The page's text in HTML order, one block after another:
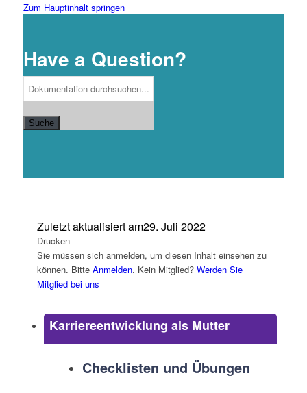
Zum Hauptinhalt springen
Have a Question?
Suche
Karriereentwicklung als Mutter
Checklisten und Übungen
Zuletzt aktualisiert am29. Juli 2022
Drucken
Sie müssen sich anmelden, um diesen Inhalt einsehen zu
können. Bitte Anmelden. Kein Mitglied? Werden Sie
Mitglied bei uns